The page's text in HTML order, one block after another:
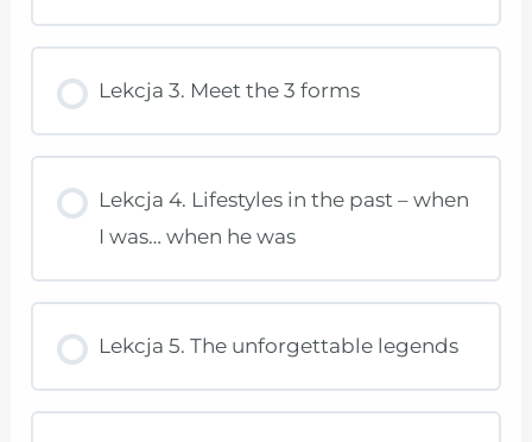
Lekcja 3. Meet the 3 forms
Lekcja 4. Lifestyles in the past – when
I was… when he was
Lekcja 5. The unforgettable legends